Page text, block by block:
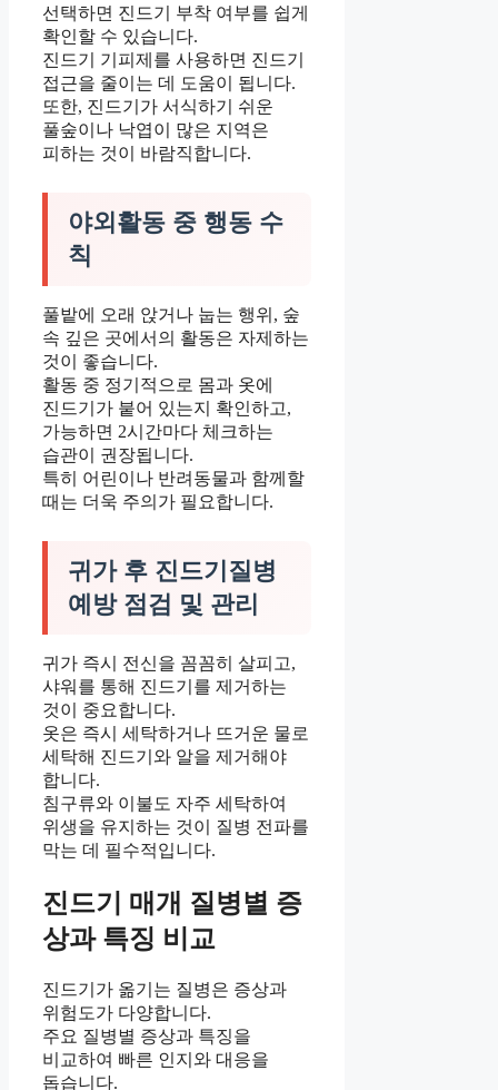
선택하면 진드기 부착 여부를 쉽게
확인할 수 있습니다.
진드기 기피제를 사용하면 진드기
접근을 줄이는 데 도움이 됩니다.
또한, 진드기가 서식하기 쉬운
풀숲이나 낙엽이 많은 지역은
피하는 것이 바람직합니다.
야외활동 중 행동 수
칙
풀밭에 오래 앉거나 눕는 행위, 숲
속 깊은 곳에서의 활동은 자제하는
것이 좋습니다.
활동 중 정기적으로 몸과 옷에
진드기가 붙어 있는지 확인하고,
가능하면 2시간마다 체크하는
습관이 권장됩니다.
특히 어린이나 반려동물과 함께할
때는 더욱 주의가 필요합니다.
귀가 후 진드기질병
예방 점검 및 관리
귀가 즉시 전신을 꼼꼼히 살피고,
샤워를 통해 진드기를 제거하는
것이 중요합니다.
옷은 즉시 세탁하거나 뜨거운 물로
세탁해 진드기와 알을 제거해야
합니다.
침구류와 이불도 자주 세탁하여
위생을 유지하는 것이 질병 전파를
막는 데 필수적입니다.
진드기 매개 질병별 증
상과 특징 비교
진드기가 옮기는 질병은 증상과
위험도가 다양합니다.
주요 질병별 증상과 특징을
비교하여 빠른 인지와 대응을
돕습니다.